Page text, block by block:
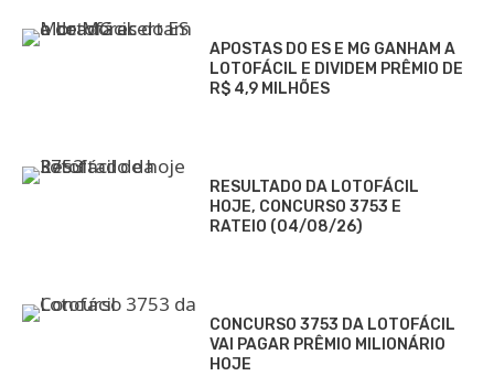
APOSTAS DO ES E MG GANHAM A
LOTOFÁCIL E DIVIDEM PRÊMIO DE
R$ 4,9 MILHÕES
RESULTADO DA LOTOFÁCIL
HOJE, CONCURSO 3753 E
RATEIO (04/08/26)
CONCURSO 3753 DA LOTOFÁCIL
VAI PAGAR PRÊMIO MILIONÁRIO
HOJE